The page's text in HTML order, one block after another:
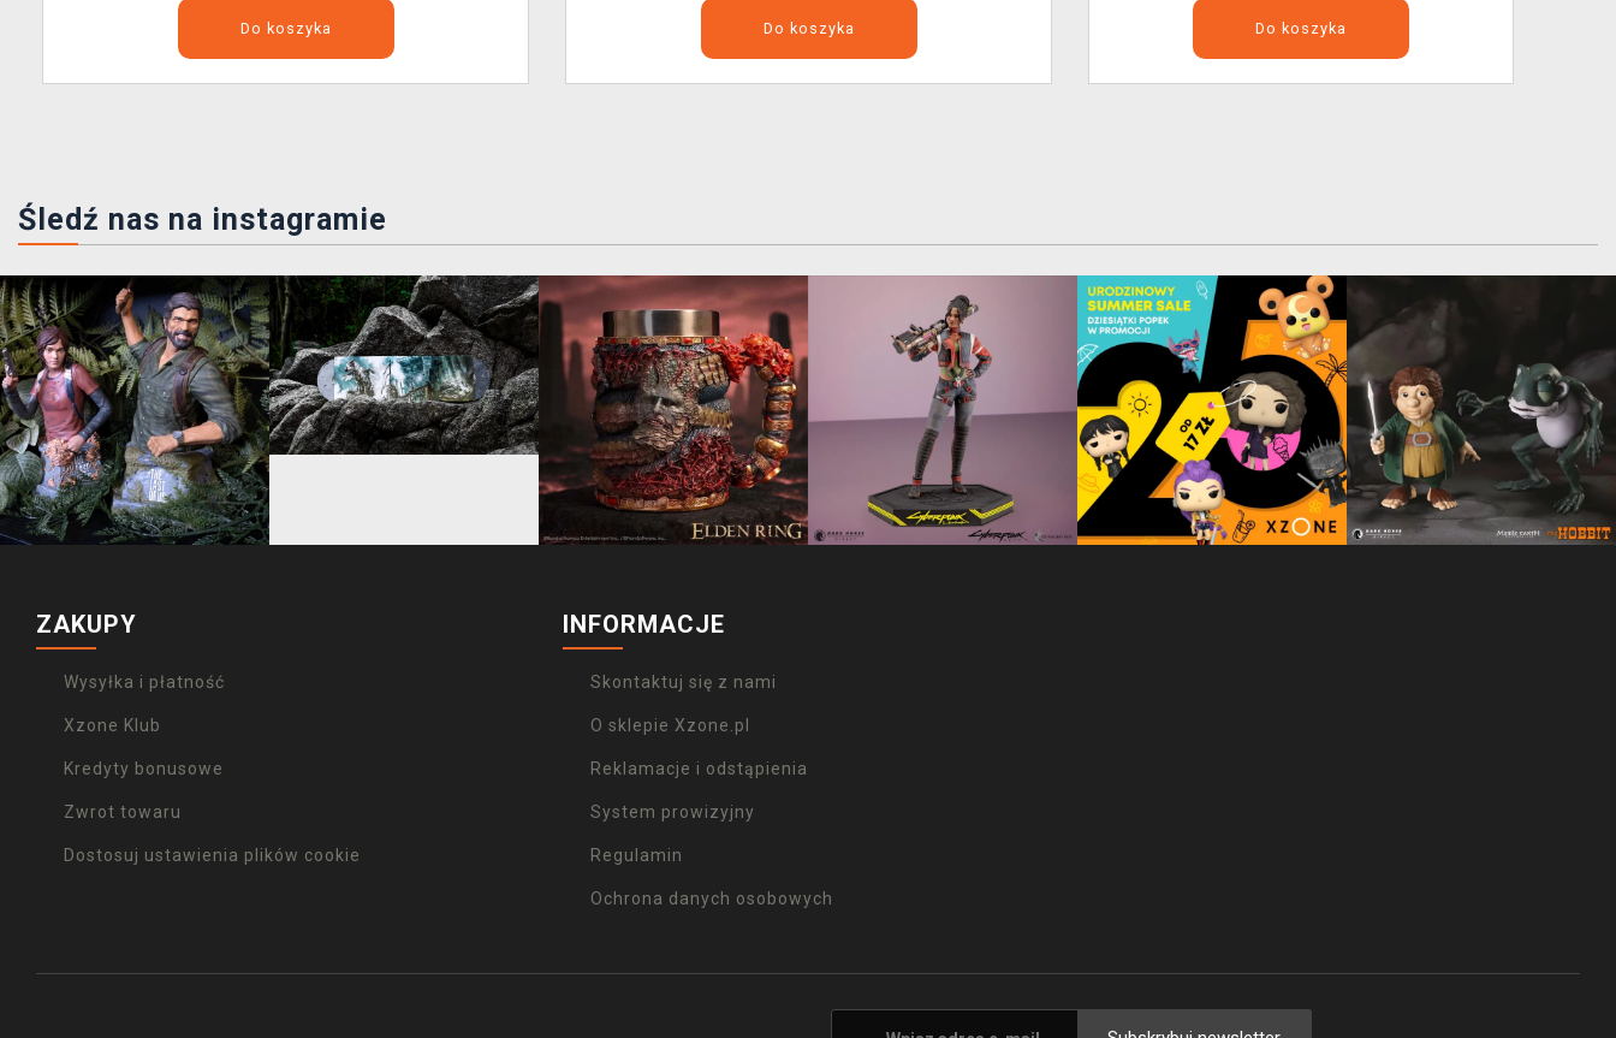
Do koszyka Do koszyka Do koszyka
Śledź nas na instagramie
ZAKUPY
Wysyłka i płatność
Xzone Klub
Kredyty bonusowe
Zwrot towaru
Dostosuj ustawienia plików cookie
INFORMACJE
Skontaktuj się z nami
O sklepie Xzone.pl
Reklamacje i odstąpienia
System prowizyjny
Regulamin
Ochrona danych osobowych